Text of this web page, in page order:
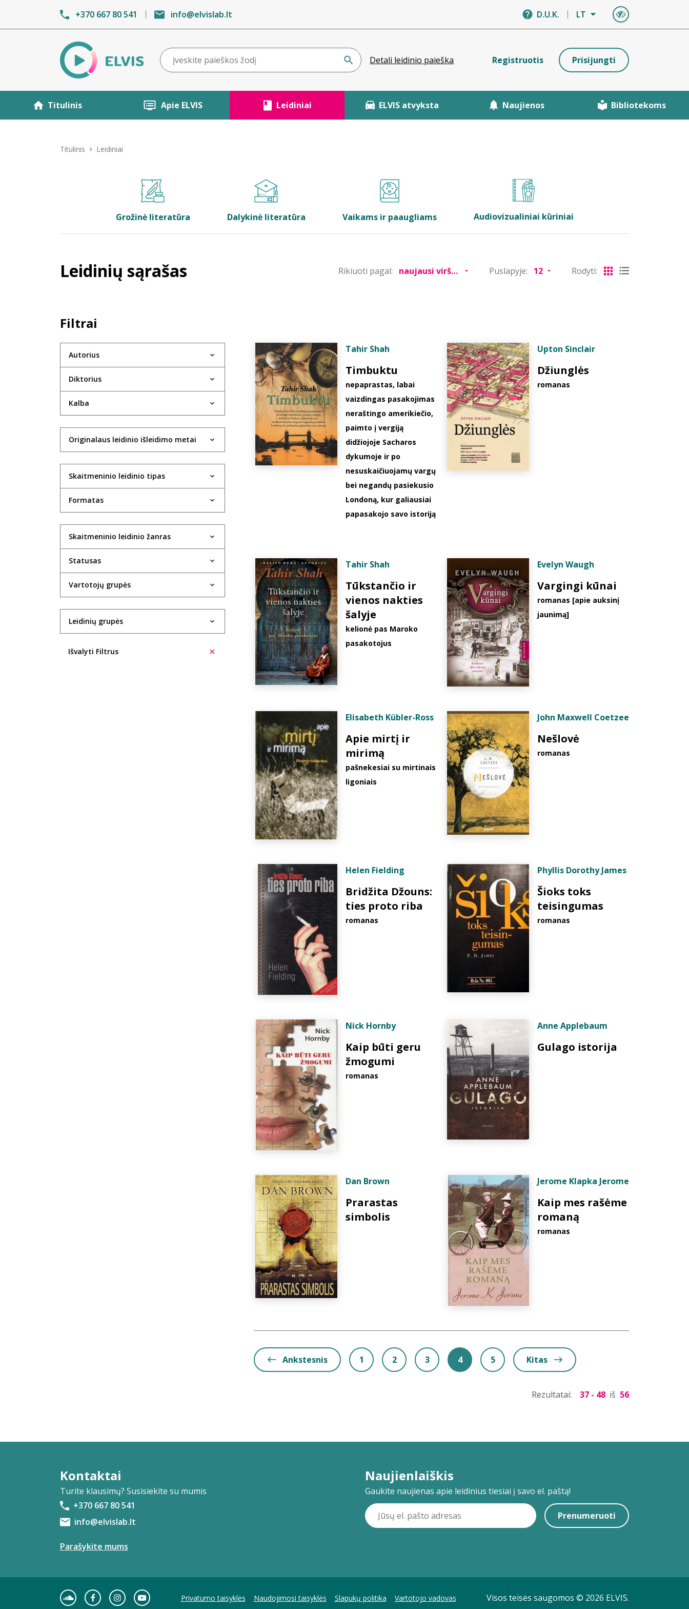
+370 667 80 541 info@elvislab.lt D.U.K. LT
Detali leidinio paieška Registruotis Prisijungti
Titulinis Apie ELVIS Leidiniai ELVIS atvyksta Naujienos Bibliotekoms
Titulinis Leidiniai
Grožinė literatūra Dalykinė literatūra Vaikams ir paaugliams Audiovizualiniai kūriniai
Leidinių sąrašas Rikiuoti pagal: Puslapyje: Rodyti:
Filtrai
Autorius
Diktorius
Kalba
Originalaus leidinio išleidimo metai
Skaitmeninio leidinio tipas
Formatas
Skaitmeninio leidinio žanras
Statusas
Vartotojų grupės
Leidinių grupės
Išvalyti Filtrus
Tahir Shah
Timbuktu
nepaprastas, labai
vaizdingas pasakojimas
neraštingo amerikiečio,
paimto į vergiją
didžiojoje Sacharos
dykumoje ir po
nesuskaičiuojamų vargų
bei negandų pasiekusio
Londoną, kur galiausiai
papasakojo savo istoriją
Upton Sinclair
Džiunglės
romanas
Tahir Shah
Tūkstančio ir
vienos nakties
šalyje
kelionė pas Maroko
pasakotojus
Evelyn Waugh
Vargingi kūnai
romanas [apie auksinį
jaunimą]
Elisabeth Kübler-Ross
Apie mirtį ir
mirimą
pašnekesiai su mirtinais
ligoniais
John Maxwell Coetzee
Nešlovė
romanas
Helen Fielding
Bridžita Džouns:
ties proto riba
romanas
Phyllis Dorothy James
Šioks toks
teisingumas
romanas
Nick Hornby
Kaip būti geru
žmogumi
romanas
Anne Applebaum
Gulago istorija
Dan Brown
Prarastas
simbolis
Jerome Klapka Jerome
Kaip mes rašėme
romaną
romanas
Ankstesnis 1 2 3 4 5 Kitas
Rezultatai: 37 - 48 iš 56
Kontaktai
Turite klausimų? Susisiekite su mumis
+370 667 80 541
info@elvislab.lt
Parašykite mums
Naujienlaiškis
Gaukite naujienas apie leidinius tiesiai į savo el. paštą!
Prenumeruoti
Visos teisės saugomos © 2026 ELVIS.
Privatumo taisyklės Naudojimosi taisyklės Slapukų politika Vartotojo vadovas